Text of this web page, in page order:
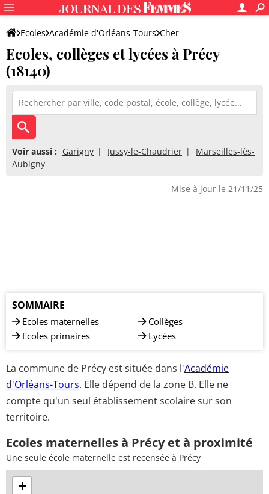
Ecoles Académie d'Orléans-Tours Cher
Ecoles, collèges et lycées à Précy
(18140)
Voir aussi : Garigny Jussy-le-Chaudrier
Marseilles-lès-
Aubigny
Mise à jour le 21/11/25
SOMMAIRE
Ecoles maternelles
Ecoles primaires
Collèges
Lycées
La commune de Précy est située dans l'Académie
d'Orléans-Tours. Elle dépend de la zone B. Elle ne
compte qu'un seul établissement scolaire sur son
territoire.
Ecoles maternelles à Précy et à proximité
Une seule école maternelle est recensée à Précy
+